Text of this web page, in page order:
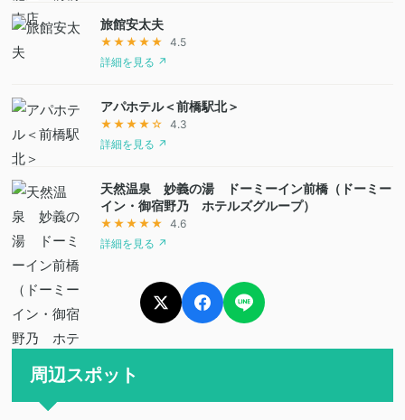
旅館安太夫
★★★★★
4.5
詳細を見る ↗
アパホテル＜前橋駅北＞
★★★★☆
4.3
詳細を見る ↗
天然温泉 妙義の湯 ドーミーイン前橋（ドーミー
イン・御宿野乃 ホテルズグループ）
★★★★★
4.6
詳細を見る ↗
周辺スポット